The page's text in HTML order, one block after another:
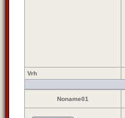
Vrh
Noname01